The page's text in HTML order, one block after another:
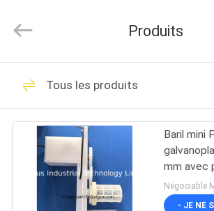
MAISON
PRODUITS
Technology
Limited.
Reserved.
Réservoirs de
galvanoplastie
Produits
Tous les produits
Baril mini
mm avec
pour petit
Négociable
- JE NE